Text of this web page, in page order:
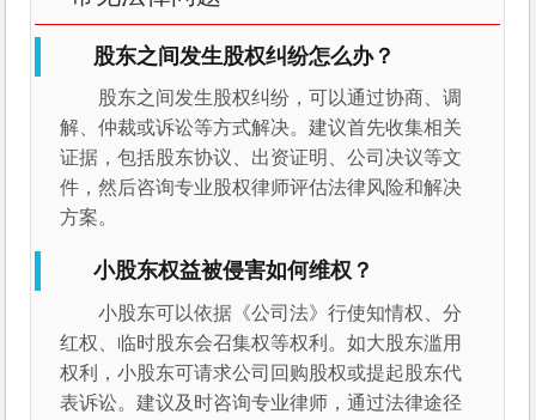
股东之间发生股权纠纷怎么办？
股东之间发生股权纠纷，可以通过协商、调
解、仲裁或诉讼等方式解决。建议首先收集相关
证据，包括股东协议、出资证明、公司决议等文
件，然后咨询专业股权律师评估法律风险和解决
方案。
小股东权益被侵害如何维权？
小股东可以依据《公司法》行使知情权、分
红权、临时股东会召集权等权利。如大股东滥用
权利，小股东可请求公司回购股权或提起股东代
表诉讼。建议及时咨询专业律师，通过法律途径